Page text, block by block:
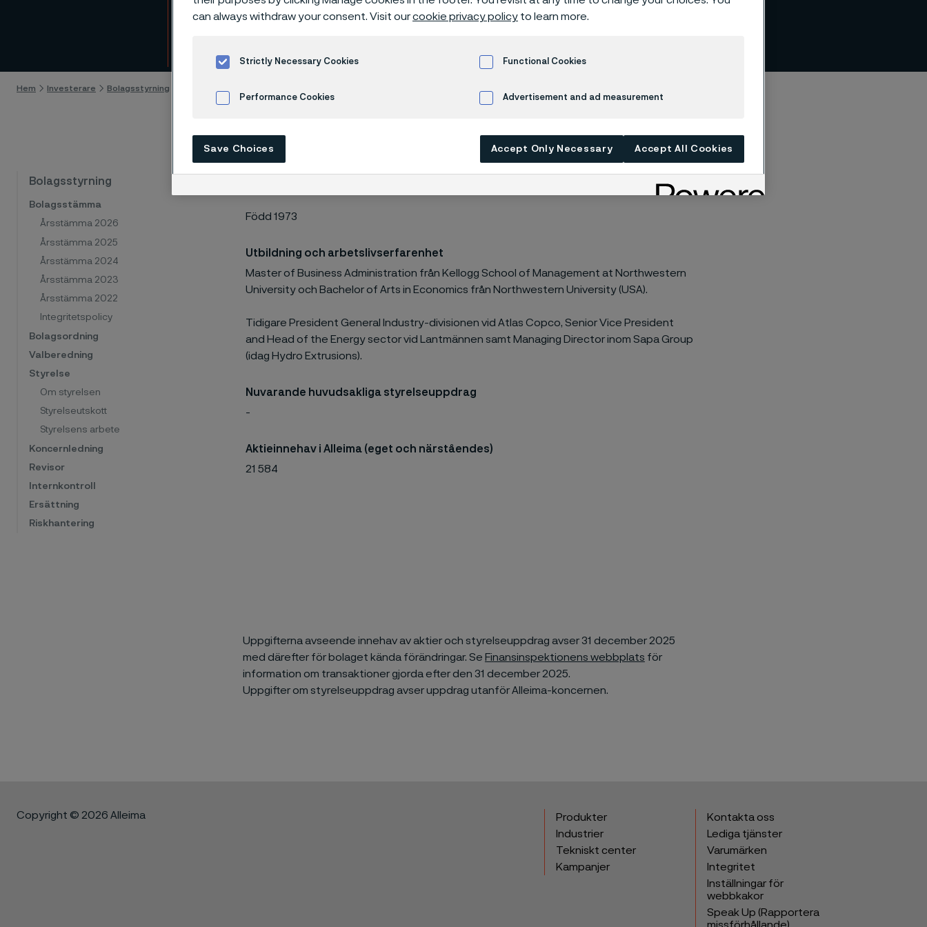
Carl von Schantz
Hem Investerare Bolagsstyrning
Bolagsstyrning
Bolagsstämma
Årsstämma 2026
Årsstämma 2025
Årsstämma 2024
Årsstämma 2023
Årsstämma 2022
Integritetspolicy
Bolagsordning
Valberedning
Styrelse
Om styrelsen
Styrelseutskott
Styrelsens arbete
Koncernledning
Revisor
Internkontroll
Ersättning
Riskhantering
Född 1973
Utbildning och arbetslivserfarenhet
Master of Business Administration från Kellogg School of Management at Northwestern
University och Bachelor of Arts in Economics från Northwestern University (USA).
Tidigare President General Industry-divisionen vid Atlas Copco, Senior Vice President
and Head of the Energy sector vid Lantmännen samt Managing Director inom Sapa Group
(idag Hydro Extrusions).
Nuvarande huvudsakliga styrelseuppdrag
-
Aktieinnehav i Alleima (eget och närståendes)
21 584
Uppgifterna avseende innehav av aktier och styrelseuppdrag avser 31 december 2025
med därefter för bolaget kända förändringar. Se Finansinspektionens webbplats för
information om transaktioner gjorda efter den 31 december 2025.
Uppgifter om styrelseuppdrag avser uppdrag utanför Alleima-koncernen.
Copyright © 2026 Alleima
Produkter
Industrier
Tekniskt center
Kampanjer
Kontakta oss
Lediga tjänster
Varumärken
Integritet
Inställningar för
webbkakor
Speak Up (Rapportera
can always withdraw your consent. Visit ourcookie privacy policy to learn more.
Strictly Necessary Cookies Functional Cookies
Performance Cookies Advertisement and ad measurement
Save Choices Accept Only Necessary Accept All Cookies